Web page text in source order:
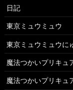
日記
東京ミュウミュウ
東京ミュウミュウに
魔法つかいプリキュ
魔法つかいプリキュ